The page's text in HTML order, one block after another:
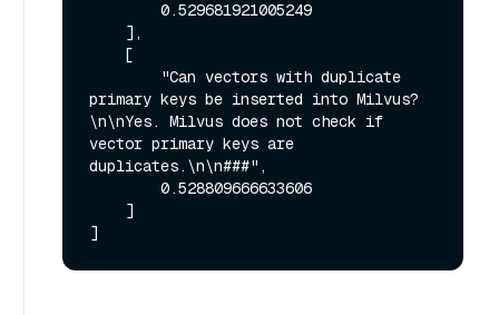
primary keys be inserted into Milvus?
\n\nYes. Milvus does not check if
vector primary keys are
duplicates.\n\n###",